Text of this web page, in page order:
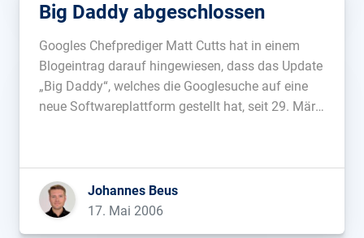
Big Daddy abgeschlossen
Googles Chefprediger Matt Cutts hat in einem
Blogeintrag darauf hingewiesen, dass das Update
„Big Daddy“, welches die Googlesuche auf eine
neue Softwareplattform gestellt hat, seit 29. März
Eintrag: So landen nicht mehr alle Seiten, die von
einem […]...Johannes Beus
17. Mai 2006